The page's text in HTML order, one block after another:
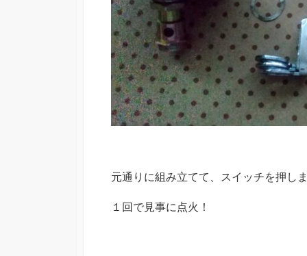
元通りに組み立てて、スイッチを押し
１回で見事に点火！